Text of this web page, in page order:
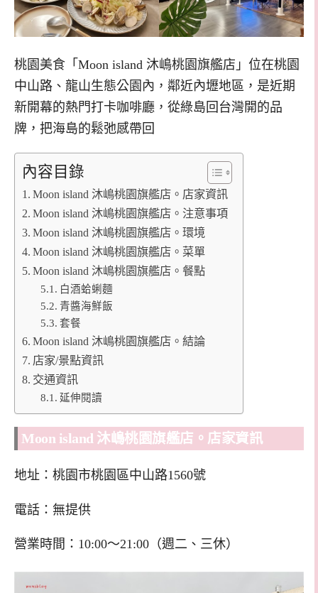
桃園美食「Moon island 沐嶋桃園旗艦店」位在桃園
中山路、龍山生態公園內，鄰近內壢地區，是近期
新開幕的熱門打卡咖啡廳，從綠島回台灣開的品
牌，把海島的鬆弛感帶回
內容目錄
Moon island 沐嶋桃園旗艦店。店家資訊
Moon island 沐嶋桃園旗艦店。注意事項
Moon island 沐嶋桃園旗艦店。環境
Moon island 沐嶋桃園旗艦店。菜單
Moon island 沐嶋桃園旗艦店。餐點
白酒蛤蜊麵
青醬海鮮飯
套餐
Moon island 沐嶋桃園旗艦店。結論
店家/景點資訊
交通資訊
延伸閱讀
Moon island 沐嶋桃園旗艦店。店家資訊
地址：桃園市桃園區中山路1560號
電話：無提供
營業時間：10:00～21:00（週二、三休）